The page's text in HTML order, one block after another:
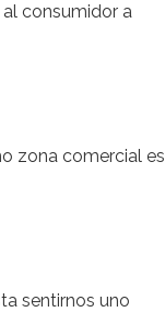
consumidor a
zona comercial es
sentirnos uno